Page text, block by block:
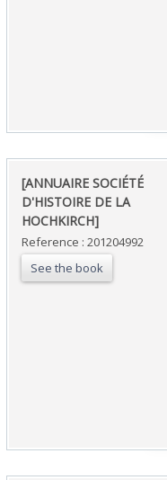
‎[ANNUAIRE SOCIÉTÉ
D'HISTOIRE DE LA
HOCHKIRCH]‎
Reference : 201204992
See the book